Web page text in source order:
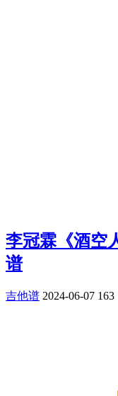
李冠霖《酒空
谱
吉他谱 2024-06-07 163